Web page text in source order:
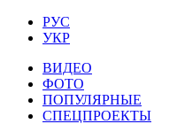
РУС
УКР
ВИДЕО
ФОТО
ПОПУЛЯРНЫЕ
СПЕЦПРОЕКТЫ